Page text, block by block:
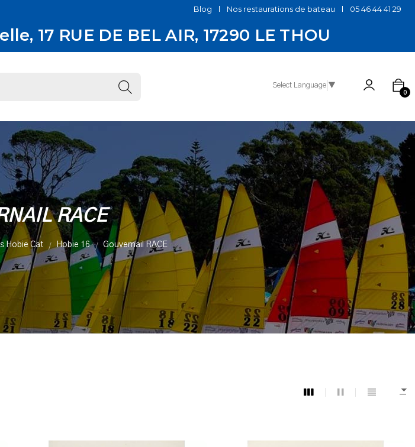
Blog Nos restaurations de bateau 05 46 44 41 29
17 RUE DE BEL AIR, 17290 LE THOU
Select Language ▼
0
RACE
Hobie Cat Hobie 16 Gouvernail RACE